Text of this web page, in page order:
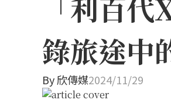
「利百
錄旅途中
By欣傳媒2024/11/29